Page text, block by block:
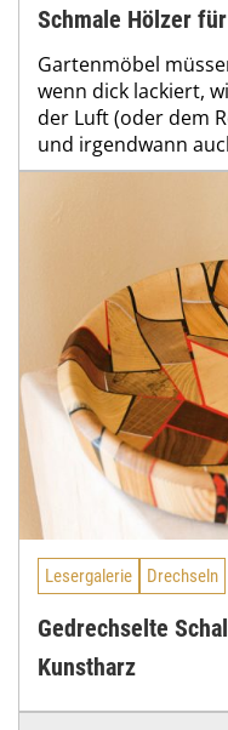
Schmale Hölzer
Gartenmöbel
wenn dick lackiert,
der Luft (oder dem
und irgendwann
Lesergalerie Drechseln
Gedrechselte
Kunstharz